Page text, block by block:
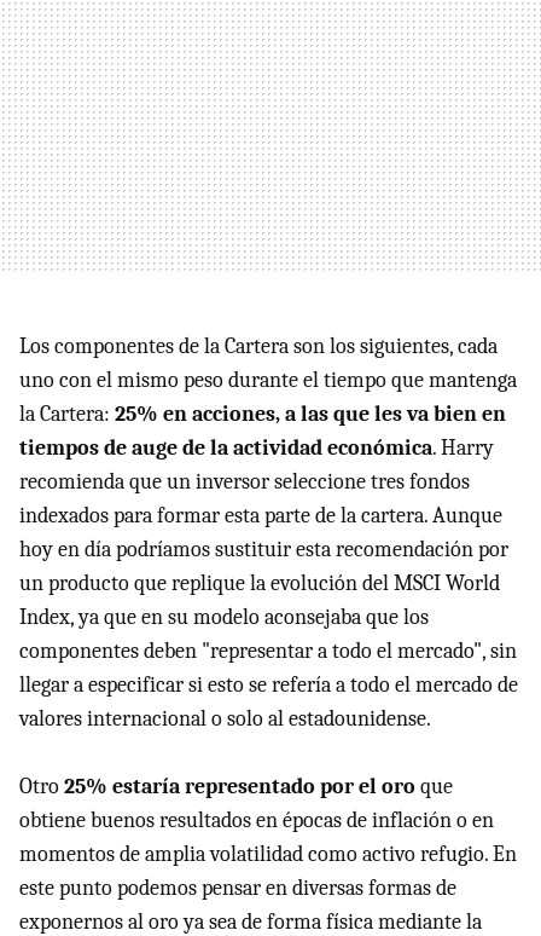
Los componentes de la Cartera son los siguientes, cada
uno con el mismo peso durante el tiempo que mantenga
la Cartera: 25% en acciones, a las que les va bien en
tiempos de auge de la actividad económica. Harry
recomienda que un inversor seleccione tres fondos
indexados para formar esta parte de la cartera. Aunque
hoy en día podríamos sustituir esta recomendación por
un producto que replique la evolución del MSCI World
Index, ya que en su modelo aconsejaba que los
componentes deben "representar a todo el mercado", sin
llegar a especificar si esto se refería a todo el mercado de
valores internacional o solo al estadounidense.
Otro25% estaría representado por el oro que
obtiene buenos resultados en épocas de inflación o en
momentos de amplia volatilidad como activo refugio. En
este punto podemos pensar en diversas formas de
exponernos al oro ya sea de forma física mediante la